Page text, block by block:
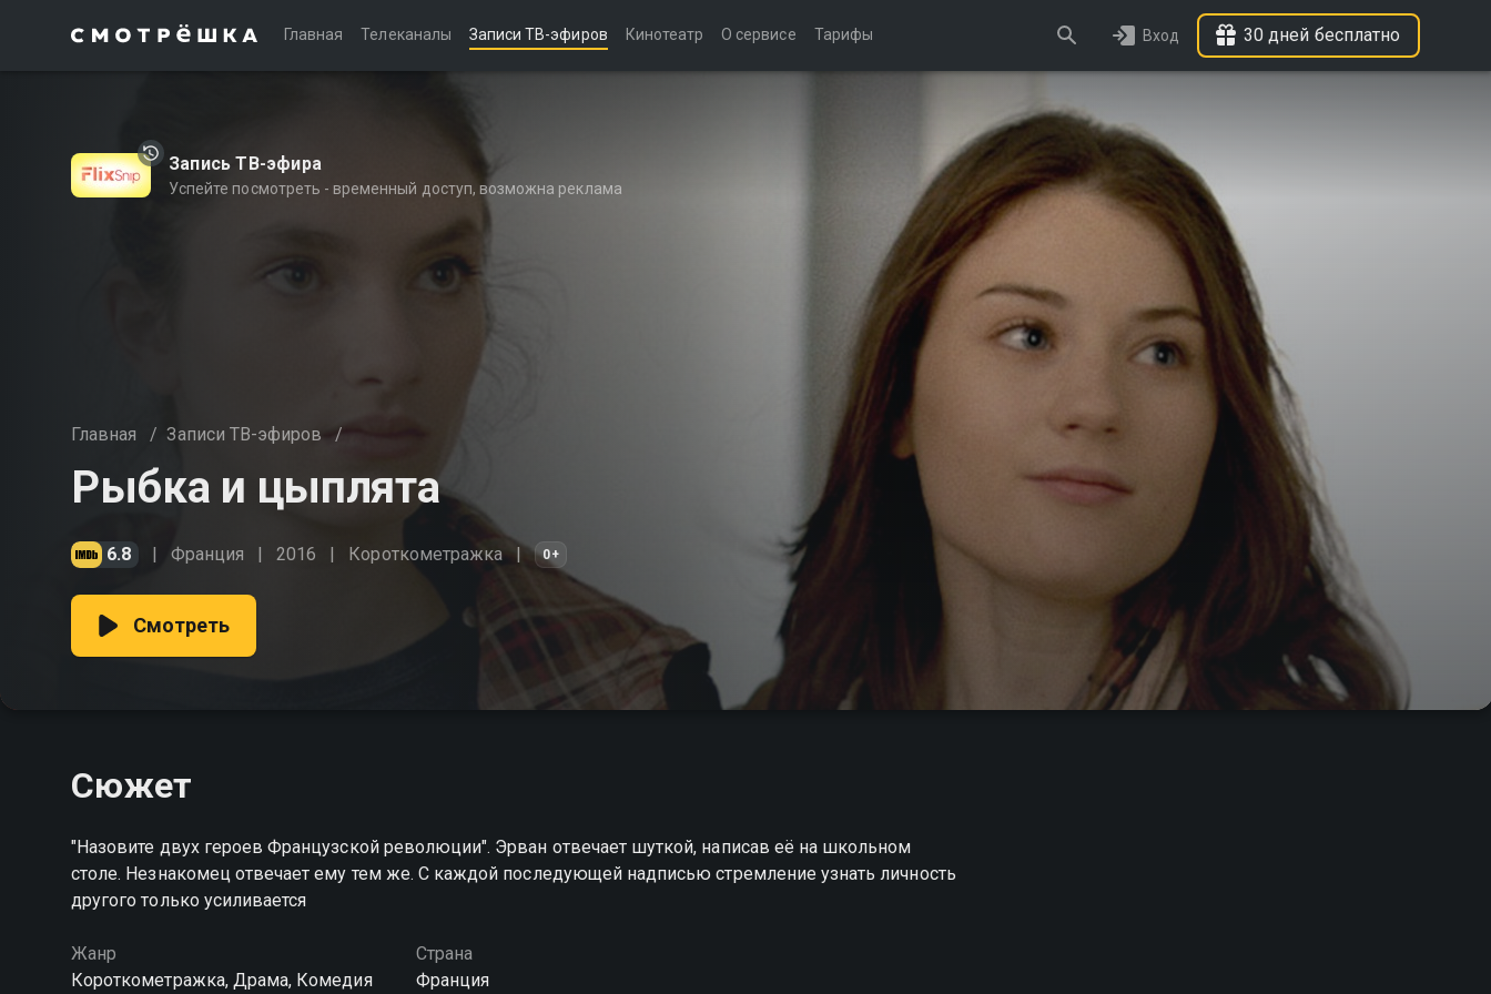
Главная Телеканалы Записи ТВ-эфиров Кинотеатр О сервисе Тарифы Вход 30 дней бесплатно
Запись ТВ-эфира
Успейте посмотреть - временный доступ, возможна реклама
Главная / Записи ТВ-эфиров /
Рыбка и цыплята
6.8 Франция 2016 Короткометражка 0+
Смотреть
Сюжет
"Назовите двух героев Французской революции". Эрван отвечает шуткой, написав её на школьном
столе. Незнакомец отвечает ему тем же. С каждой последующей надписью стремление узнать личность
другого только усиливается
Жанр
Короткометражка, Драма, Комедия
Страна
Франция